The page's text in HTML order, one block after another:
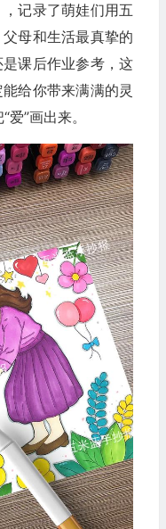
记录了萌娃们用五
母和生活最真挚的
课后作业参考，这
给你带来满满的灵
”画出来。